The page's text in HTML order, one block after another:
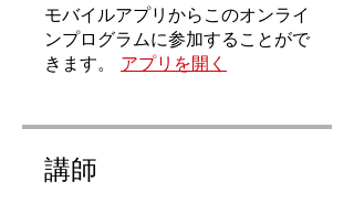
モバイルアプリからこのオンライ
ンプログラムに参加することがで
きます。
アプリを開く
講師